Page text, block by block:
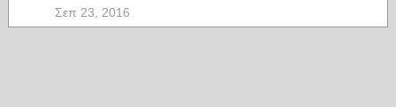
Σεπ 23, 2016